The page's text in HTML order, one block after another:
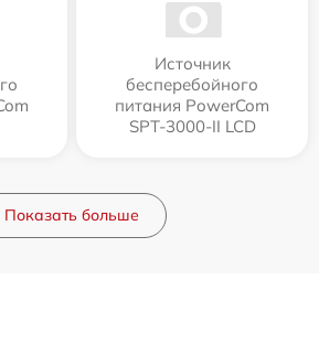
Источник
бесперебойного
питания PowerCom
SPT-3000-II LCD
Показать больше